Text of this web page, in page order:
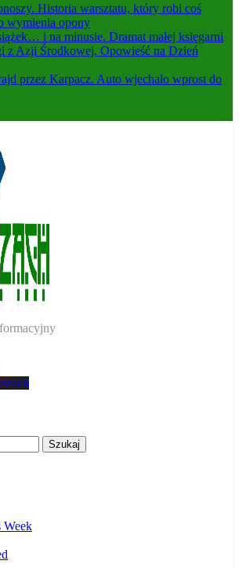
Historia warsztatu, który robi coś
wymienia opony
i na minusie. Dramat małej księgarni
z Azji Środkowej. Opowieść na Dzień
przez Karpacz. Auto wjechało wprost do
Week